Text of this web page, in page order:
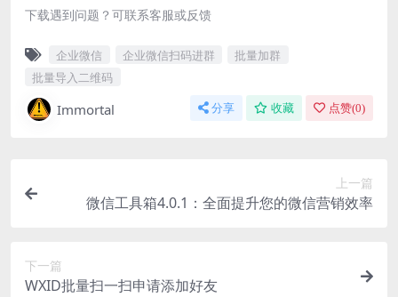
下载遇到问题？可联系客服或反馈
企业微信 企业微信扫码进群
批量加群
批量导入二维码
Immortal 分享 收藏 点赞(0)
上一篇
微信工具箱4.0.1：全面提升您的微信营销效率
下一篇
WXID批量扫一扫申请添加好友